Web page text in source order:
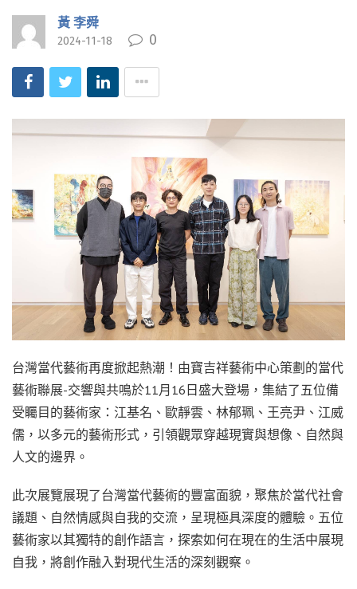
黃 李舜
2024-11-18 0
台灣當代藝術再度掀起熱潮！由寶吉祥藝術中心策劃的當代
藝術聯展-交響與共鳴於11月16日盛大登場，集結了五位備
受矚目的藝術家：江基名、歐靜雲、林郁珮、王亮尹、江威
儒，以多元的藝術形式，引領觀眾穿越現實與想像、自然與
人文的邊界。
此次展覽展現了台灣當代藝術的豐富面貌，聚焦於當代社會
議題、自然情感與自我的交流，呈現極具深度的體驗。五位
藝術家以其獨特的創作語言，探索如何在現在的生活中展現
自我，將創作融入對現代生活的深刻觀察。